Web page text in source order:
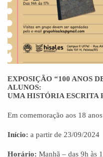
EXPOSIÇÃO “100 ANOS
ALUNOS:
UMA HISTÓRIA ESCRITA
Em comemoração aos 18
Início: a partir de 23/09/2024
Horário: Manhã – das 9h às